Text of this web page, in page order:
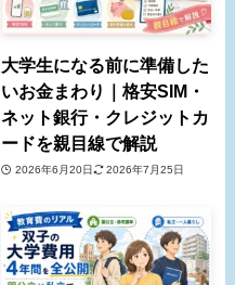
大学生になる前に準備した
いお金まわり｜格安SIM・
ネット銀行・クレジットカ
ードを親目線で解説
2026年6月20日 2026年7月25日